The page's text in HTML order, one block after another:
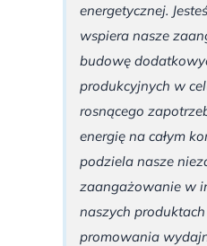
energetycznej.
wspiera nasze
budowę
produkcyjnych w
rosnącego
energię na całym
podziela nasze
zaangażowanie w
naszych
promowania